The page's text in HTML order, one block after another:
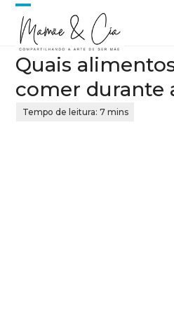
Skip
content
Open
mobile
menu
Close
mobile
menu
Quais
comer durante